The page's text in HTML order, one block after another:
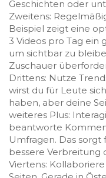
Geschichten oder
Zweitens:
Beispiel zeigt eine
3 Videos pro Tag ein
um sichtbar zu
Zuschauer
Drittens: Nutze
wirst du für Leute
haben, aber deine
weiteres Plus:
beantworte
Umfragen. Das
bessere Verbreitung
Viertens: